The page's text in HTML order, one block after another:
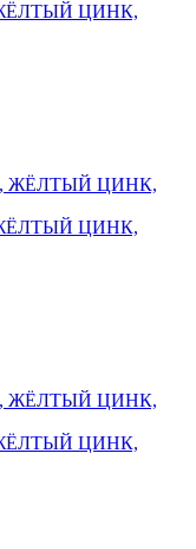
ЖЁЛТЫЙ ЦИНК,
ЖЁЛТЫЙ ЦИНК,
ЖЁЛТЫЙ ЦИНК,